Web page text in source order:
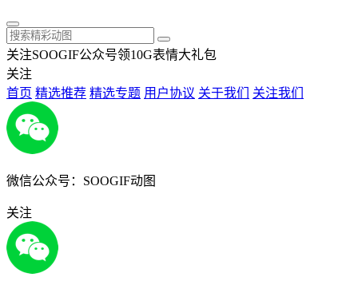
关注SOOGIF公众号领10G表情大礼包
关注
首页 精选推荐 精选专题 用户协议 关于我们 关注我们
微信公众号：SOOGIF动图
关注